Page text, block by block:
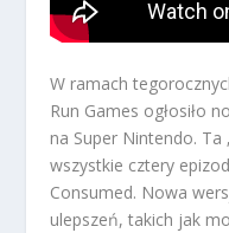
W ramach
Run Games ogłosiło
na Super Nintendo. Ta
wszystkie cztery
Consumed. Nowa
ulepszeń, takich jak